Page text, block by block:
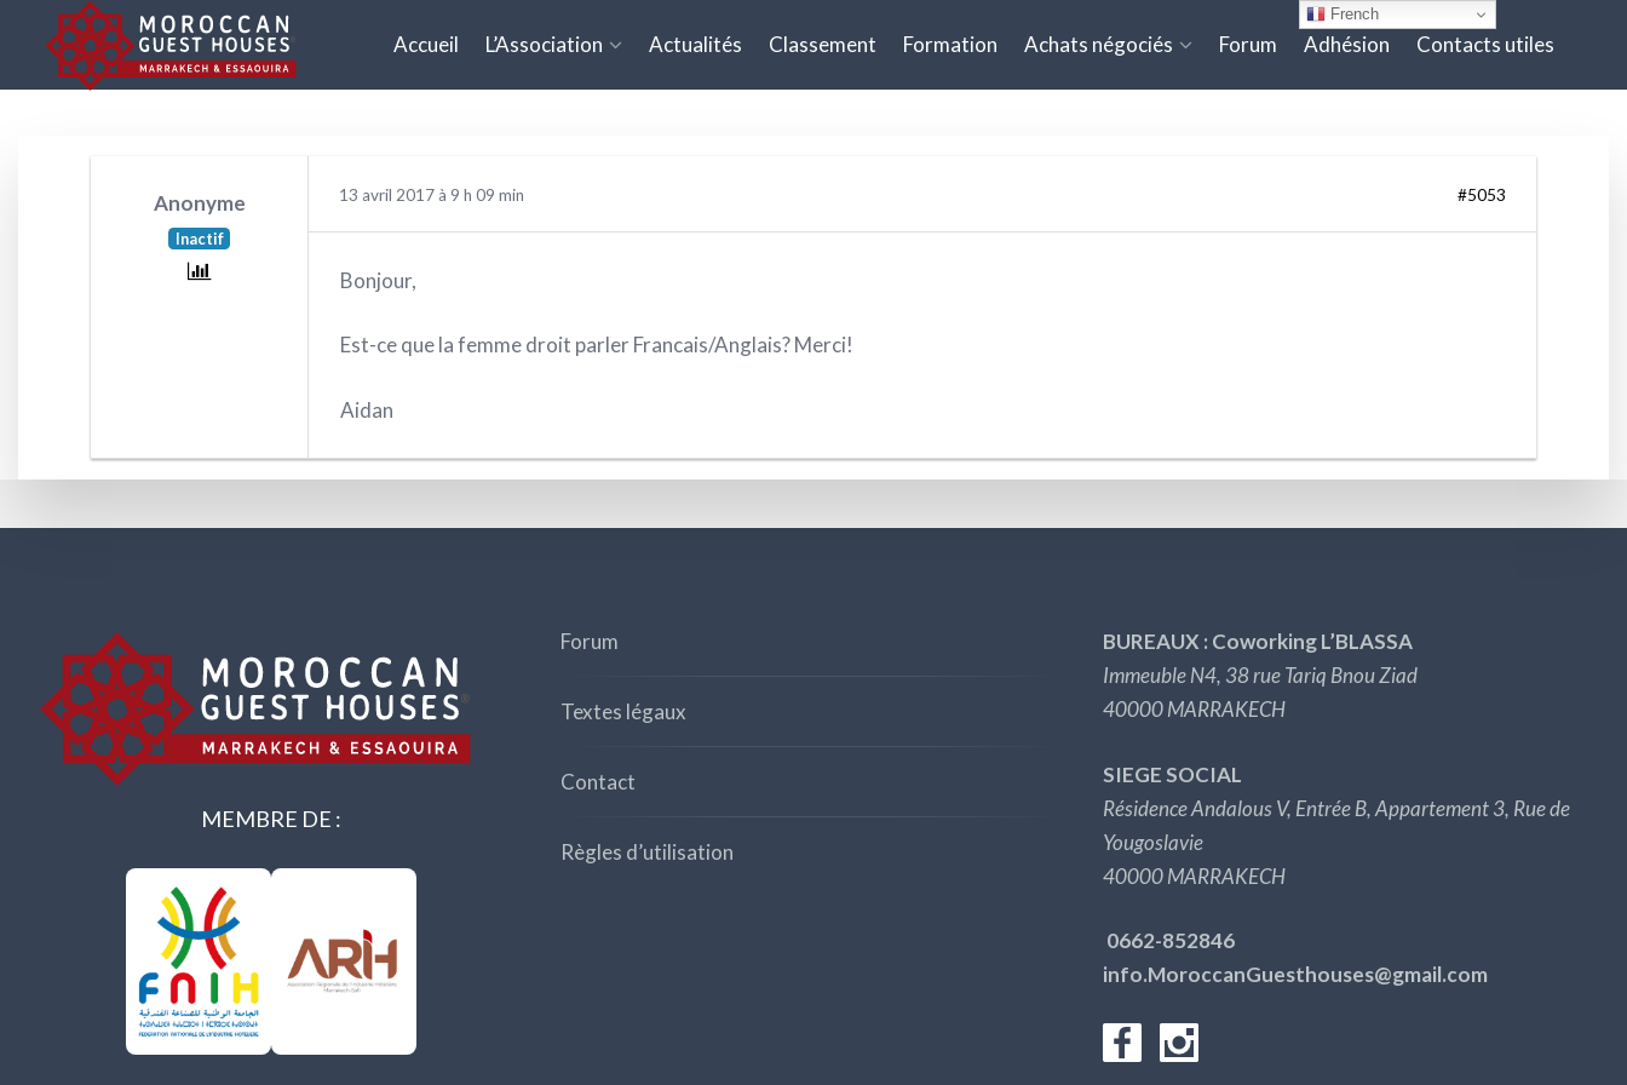
Accueil L’Association Actualités Classement Formation Achats négociés Forum Adhésion Contacts utiles
FEMME DE MÉNAGE
Anonyme
Inactif
13 avril 2017 à 9 h 09 min #5053
Bonjour,
Est-ce que la femme droit parler Francais/Anglais? Merci!
Aidan
MEMBRE DE :
Forum
Textes légaux
Contact
Règles d’utilisation
BUREAUX : Coworking L’BLASSA
Immeuble N4, 38 rue Tariq Bnou Ziad
40000 MARRAKECH
SIEGE SOCIAL
Résidence Andalous V, Entrée B, Appartement 3, Rue de
Yougoslavie
40000 MARRAKECH
0662-852846
info.MoroccanGuesthouses@gmail.com
French